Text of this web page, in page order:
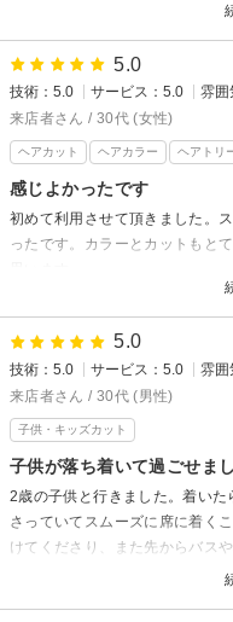
5.0
技術：5.0 サービス：5.0
雰囲
来店者さん / 30代 (女性)
ヘアカット ヘアカラー ヘアトリ
感じよかったです
初めて利用させて頂きました。
ったです。カラーとカットもと
5.0
技術：5.0 サービス：5.0
雰囲
来店者さん / 30代 (男性)
子供・キッズカット
子供が落ち着いて過ごせま
2歳の子供と行きました。着い
さっていてスムーズに席に着く
けてくださり、また先からバス